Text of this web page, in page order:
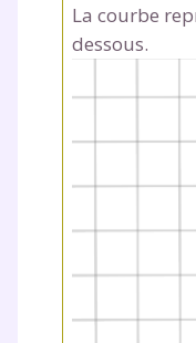
La courbe
dessous.